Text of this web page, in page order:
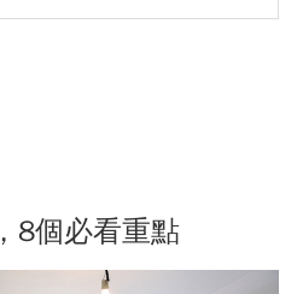
8個必看重點